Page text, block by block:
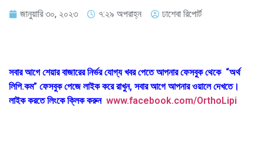
জানুয়ারি ৩০, ২০২৩ ৭:২৯ অপরাহ্ন ঢাশেবা রিপোর্ট
সবার আগে শেয়ার বাজারের নির্ভর যোগ্য খবর পেতে আপনার ফেসবুক থেকে “অর্থ
লিপি.কম” ফেসবুক পেজে লাইক করে রাখুন, সবার আগে আপনার ওয়ালে দেখতে।
লাইক করতে লিংকে ক্লিক করুন www.facebook.com/OrthoLipi